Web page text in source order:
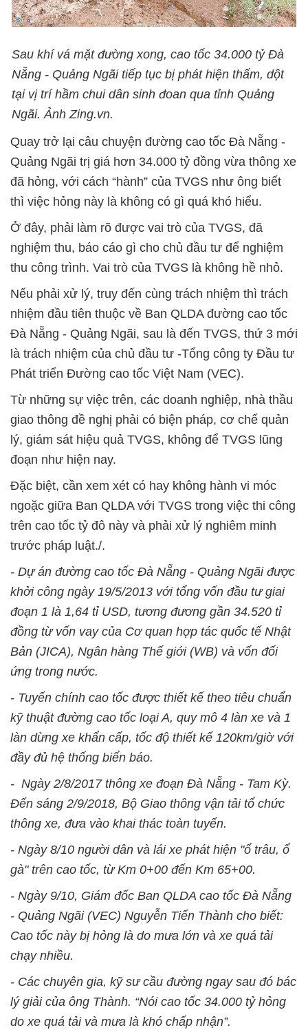
Sau khí vá mặt đường xong, cao tốc 34.000 tỷ Đà
Nẵng - Quảng Ngãi tiếp tục bị phát hiện thấm, dột
tại vị trí hầm chui dân sinh đoan qua tỉnh Quảng
Ngãi. Ảnh Zing.vn.
Quay trở lại câu chuyện đường cao tốc Đà Nẵng -
Quảng Ngãi trị giá hơn 34.000 tỷ đồng vừa thông xe
đã hỏng, với cách “hành” của TVGS như ông biết
thì việc hỏng này là không có gì quá khó hiểu.
Ở đây, phải làm rõ được vai trò của TVGS, đã
nghiệm thu, báo cáo gì cho chủ đầu tư để nghiệm
thu công trình. Vai trò của TVGS là không hề nhỏ.
Nếu phải xử lý, truy đến cùng trách nhiệm thì trách
nhiệm đầu tiên thuộc về Ban QLDA đường cao tốc
Đà Nẵng - Quảng Ngãi, sau là đến TVGS, thứ 3 mới
là trách nhiệm của chủ đầu tư -Tổng công ty Đầu tư
Phát triển Đường cao tốc Việt Nam (VEC).
Từ những sự việc trên, các doanh nghiệp, nhà thầu
giao thông đề nghị phải có biện pháp, cơ chế quản
lý, giám sát hiệu quả TVGS, không để TVGS lũng
đoạn như hiện nay.
Đặc biệt, cần xem xét có hay không hành vi móc
ngoặc giữa Ban QLDA với TVGS trong việc thi công
trên cao tốc tỷ đô này và phải xử lý nghiêm minh
trước pháp luật./.
- Dự án đường cao tốc Đà Nẵng - Quảng Ngãi được
khởi công ngày 19/5/2013 với tổng vốn đầu tư giai
đoạn 1 là 1,64 tỉ USD, tương đương gần 34.520 tỉ
đồng từ vốn vay của Cơ quan hợp tác quốc tế Nhật
Bản (JICA), Ngân hàng Thế giới (WB) và vốn đối
ứng trong nước.
- Tuyến chính cao tốc được thiết kế theo tiêu chuẩn
kỹ thuật đường cao tốc loại A, quy mô 4 làn xe và 1
làn dừng xe khẩn cấp, tốc độ thiết kế 120km/giờ với
đầy đủ hệ thống biển báo.
- Ngày 2/8/2017 thông xe đoạn Đà Nẵng - Tam Kỳ.
Đến sáng 2/9/2018, Bộ Giao thông vận tải tổ chức
thông xe, đưa vào khai thác toàn tuyến.
- Ngày 8/10 người dân và lái xe phát hiện "ổ trâu, ổ
gà" trên cao tốc, từ Km 0+00 đến Km 65+00.
- Ngày 9/10, Giám đốc Ban QLDA cao tốc Đà Nẵng
- Quảng Ngãi (VEC) Nguyễn Tiến Thành cho biết:
Cao tốc này bị hỏng là do mưa lớn và xe quá tải
chạy nhiều.
- Các chuyên gia, kỹ sư cầu đường ngay sau đó bác
lý giải của ông Thành. “Nói cao tốc 34.000 tỷ hỏng
do xe quá tải và mưa là khó chấp nhận”.